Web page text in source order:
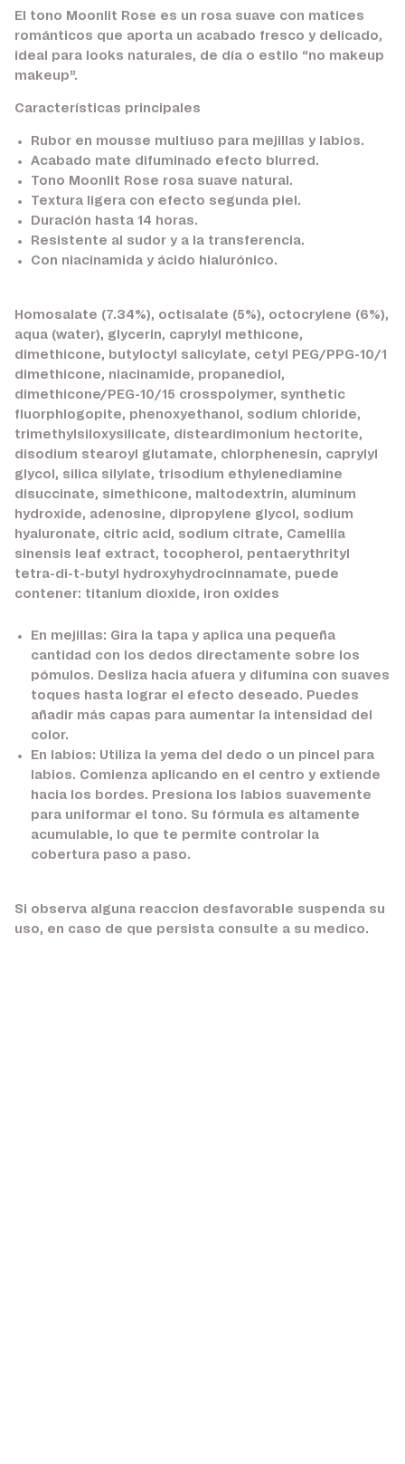
El tono Moonlit Rose es un rosa suave con matices
románticos que aporta un acabado fresco y delicado,
ideal para looks naturales, de día o estilo “no makeup
makeup”.
Características principales
Rubor en mousse multiuso para mejillas y labios.
Acabado mate difuminado efecto blurred.
Tono Moonlit Rose rosa suave natural.
Textura ligera con efecto segunda piel.
Duración hasta 14 horas.
Resistente al sudor y a la transferencia.
Con niacinamida y ácido hialurónico.
Homosalate (7.34%), octisalate (5%), octocrylene (6%),
aqua (water), glycerin, caprylyl methicone,
dimethicone, butyloctyl salicylate, cetyl PEG/PPG-10/1
dimethicone, niacinamide, propanediol,
dimethicone/PEG-10/15 crosspolymer, synthetic
fluorphlogopite, phenoxyethanol, sodium chloride,
trimethylsiloxysilicate, disteardimonium hectorite,
disodium stearoyl glutamate, chlorphenesin, caprylyl
glycol, silica silylate, trisodium ethylenediamine
disuccinate, simethicone, maltodextrin, aluminum
hydroxide, adenosine, dipropylene glycol, sodium
hyaluronate, citric acid, sodium citrate, Camellia
sinensis leaf extract, tocopherol, pentaerythrityl
tetra-di-t-butyl hydroxyhydrocinnamate, puede
contener: titanium dioxide, iron oxides
En mejillas: Gira la tapa y aplica una pequeña
cantidad con los dedos directamente sobre los
pómulos. Desliza hacia afuera y difumina con suaves
toques hasta lograr el efecto deseado. Puedes
añadir más capas para aumentar la intensidad del
color.
En labios: Utiliza la yema del dedo o un pincel para
labios. Comienza aplicando en el centro y extiende
hacia los bordes. Presiona los labios suavemente
para uniformar el tono. Su fórmula es altamente
acumulable, lo que te permite controlar la
cobertura paso a paso.
Si observa alguna reaccion desfavorable suspenda su
uso, en caso de que persista consulte a su medico.